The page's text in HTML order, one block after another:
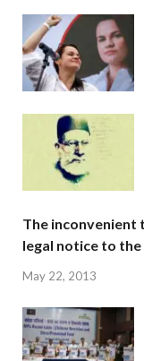
The inconvenient
legal notice to the
May 22, 2013